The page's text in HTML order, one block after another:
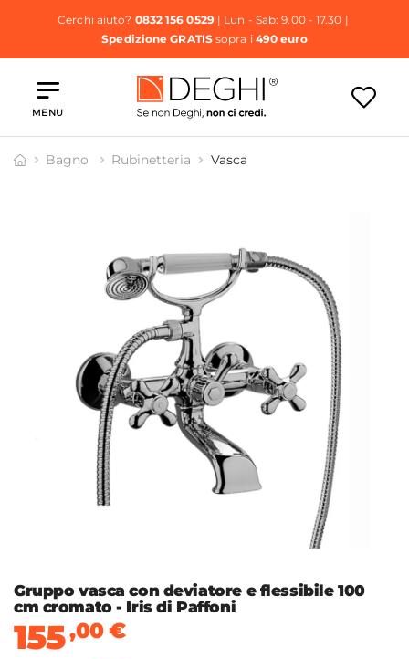
Cerchi aiuto? 0832 156 0529| Lun - Sab: 9.00 - 17.30 |
Spedizione GRATISsopra i 490 euro
MENU
Bagno Rubinetteria Vasca
Gruppo vasca con deviatore e flessibile 100
cm cromato - Iris di Paffoni
155,00€